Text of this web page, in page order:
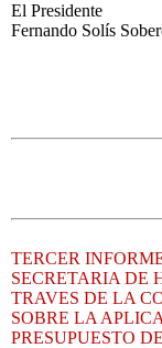
El Presidente
Fernando Solís
TERCER
SECRETARIA DE
TRAVES DE LA
SOBRE LA
PRESUPUESTO